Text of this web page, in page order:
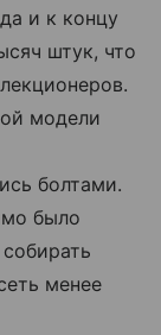
и к концу
штук, что
модели
болтами.
было
менее